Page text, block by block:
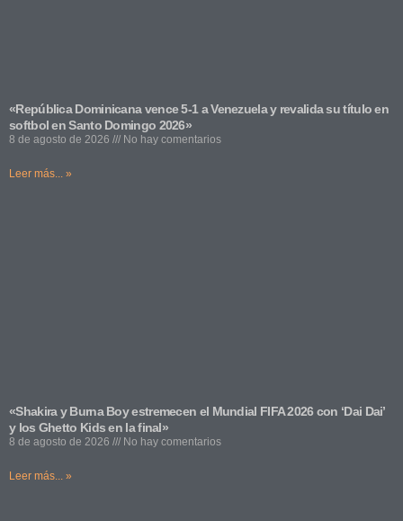
«República Dominicana vence 5-1 a Venezuela y revalida su título en
softbol en Santo Domingo 2026»
8 de agosto de 2026 No hay comentarios
Leer más... »
«Shakira y Burna Boy estremecen el Mundial FIFA 2026 con ‘Dai Dai’
y los Ghetto Kids en la final»
8 de agosto de 2026 No hay comentarios
Leer más... »